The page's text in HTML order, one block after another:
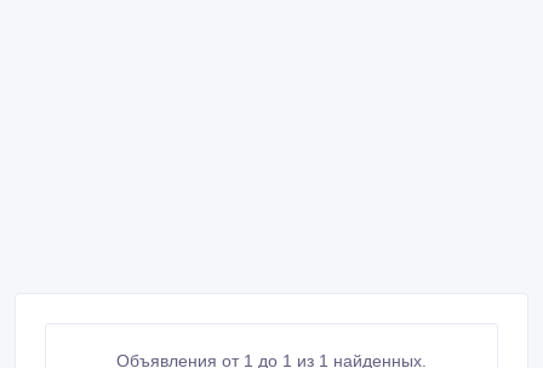
Объявления от 1 до 1 из 1 найденных.